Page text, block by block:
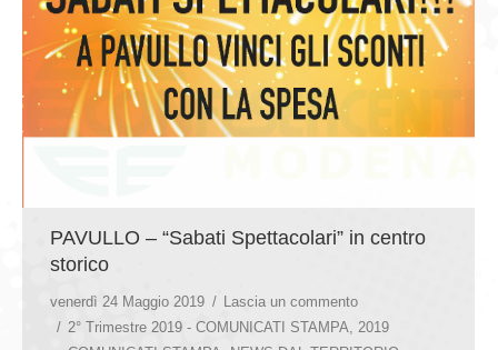
PAVULLO – “Sabati Spettacolari” in centro
storico
venerdì 24 Maggio 2019
Lascia un commento
2° Trimestre 2019 - COMUNICATI STAMPA, 2019